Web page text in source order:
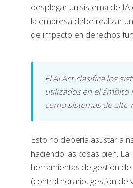
desplegar un sistema de IA
la empresa debe realizar
de impacto en derechos
El AI Act clasifica los
utilizados en el ámbito
como sistemas de alto
Esto no debería asustar a
haciendo las cosas bien. La
herramientas de gestión de
(control horario, gestión de